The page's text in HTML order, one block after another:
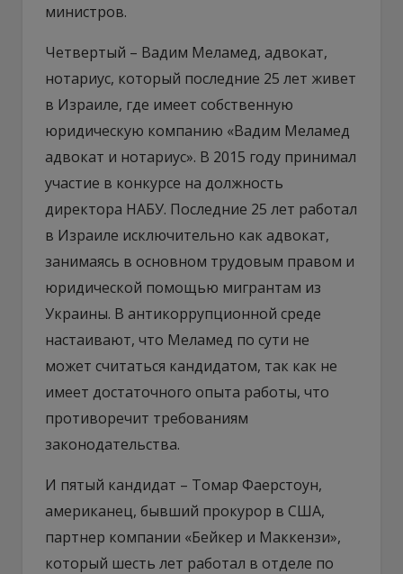
министров.
Четвертый – Вадим Меламед, адвокат,
нотариус, который последние 25 лет живет
в Израиле, где имеет собственную
юридическую компанию «Вадим Меламед
адвокат и нотариус». В 2015 году принимал
участие в конкурсе на должность
директора НАБУ. Последние 25 лет работал
в Израиле исключительно как адвокат,
занимаясь в основном трудовым правом и
юридической помощью мигрантам из
Украины. В антикоррупционной среде
настаивают, что Меламед по сути не
может считаться кандидатом, так как не
имеет достаточного опыта работы, что
противоречит требованиям
законодательства.
И пятый кандидат – Томар Фаерстоун,
американец, бывший прокурор в США,
партнер компании «Бейкер и Маккензи»,
который шесть лет работал в отделе по